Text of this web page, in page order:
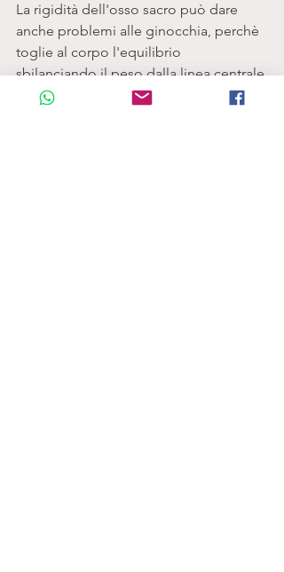
La rigidità dell'osso sacro può dare
anche problemi alle ginocchia, perchè
toglie al corpo l'equilibrio
sbilanciando il peso dalla linea centrale
di gravità.